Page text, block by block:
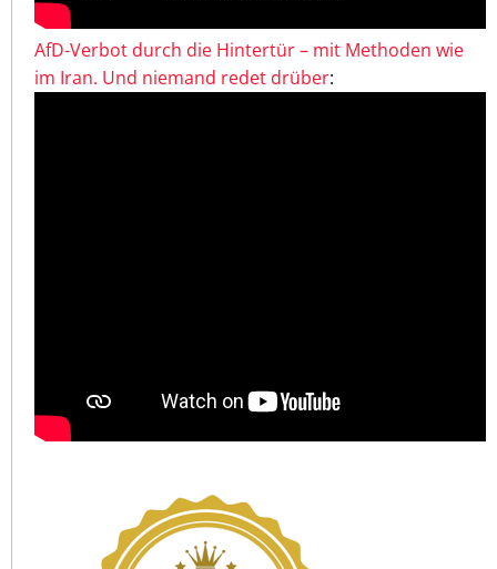
AfD-Verbot durch die Hintertür – mit Methoden wie
im Iran. Und niemand redet drüber: